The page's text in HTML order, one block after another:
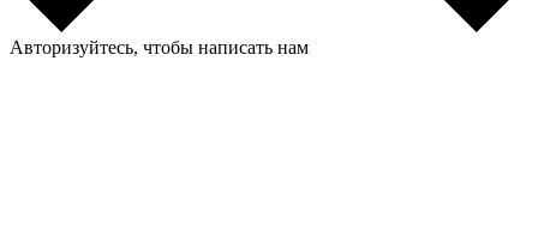
Авторизуйтесь, чтобы написать нам